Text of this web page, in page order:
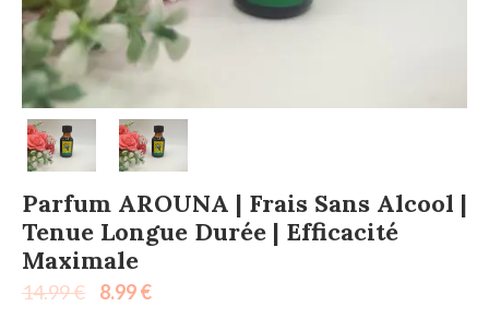
Parfum AROUNA | Frais Sans Alcool |
Tenue Longue Durée | Efficacité
Maximale
14.99€ 8.99€